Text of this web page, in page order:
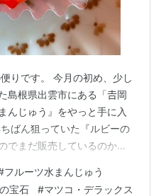
りです。 今月の初め、少し
島根県出雲市にある「𠮷岡
んじゅう』をやっと手に入
ばん狙っていた『ルビーの
でまだ販売しているのかど
ツ水まんじゅう』 一番人気
フルーツ水まんじゅう
宝石 #マツコ・デラックス